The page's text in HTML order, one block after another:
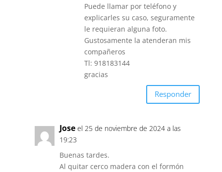
Puede llamar por teléfono y
explicarles su caso, seguramente
le requieran alguna foto.
Gustosamente la atenderan mis
compañeros
Tl: 918183144
gracias
Responder
Jose el 25 de noviembre de 2024 a las
19:23
Buenas tardes.
Al quitar cerco madera con el formón